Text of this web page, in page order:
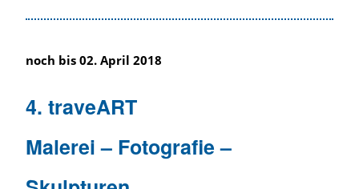
noch bis 02. April 2018
4. traveART
Malerei – Fotografie –